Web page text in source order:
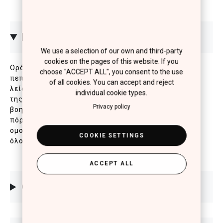
ΠΕΡΙΓΡΑΦΗ
Ορός προσώπου με Νιασιναμίδη, σε συνδυασμό με
πεπτίδια, εκτοΐνη και καφεΐνη που συμβάλλουν στη
λείανση των λεπτών γραμμών και την ενυδάτωση
της επιδερμίδας. Ειδικά σχεδιασμένη σύνθεση που
βοηθά στη μείωση της εμφάνισης διεσταλμένων
πόρων και ατελειών, προσφέροντας πιο
ομοιόμορφο τόνο και φυσική λάμψη. Ιδανικό για
όλους τους τύπους επιδερμίδας.
ΟΔΗΓΙΕΣ
We use a selection of our own and third-party
cookies on the pages of this website. If you
choose "ACCEPT ALL", you consent to the use
of all cookies. You can accept and reject
individual cookie types.
Privacy policy
COOKIE SETTINGS
ACCEPT ALL